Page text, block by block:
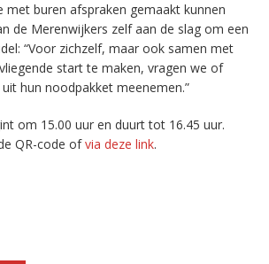
met buren afspraken gemaakt kunnen
de Merenwijkers zelf aan de slag om een
“Voor zichzelf, maar ook samen met
start te maken, vragen we of
hun noodpakket meenemen.”
om 15.00 uur en duurt tot 16.45 uur.
QR-code ofvia deze link.